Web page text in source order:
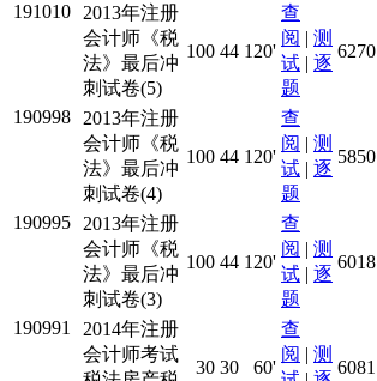
191010
2013年注册
会计师《税
法》最后冲
刺试卷(5)
100 44 120'
查
阅 | 测
试 | 逐
题
6270
190998
2013年注册
会计师《税
法》最后冲
刺试卷(4)
100 44 120'
查
阅 | 测
试 | 逐
题
5850
190995
2013年注册
会计师《税
法》最后冲
刺试卷(3)
100 44 120'
查
阅 | 测
试 | 逐
题
6018
190991
2014年注册
会计师考试
30 30 60'
查
阅 | 测
6081